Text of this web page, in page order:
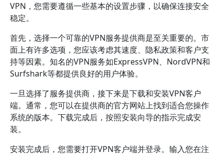
VPN，您需要遵循一些基本的设置步骤，以确保连接安全
稳定。
首先，选择一个可靠的VPN服务提供商是至关重要的。市
面上有许多选项，您应该考虑其速度、隐私政策和客户支
持等因素。知名的VPN服务如ExpressVPN、NordVPN和
Surfshark等都提供良好的用户体验。
一旦选择了服务提供商，接下来是下载和安装VPN客户
端。通常，您可以在提供商的官方网站上找到适合您操作
系统的版本。下载完成后，按照安装向导的指示完成安
装。
安装完成后，您需要打开VPN客户端并登录。输入您在注